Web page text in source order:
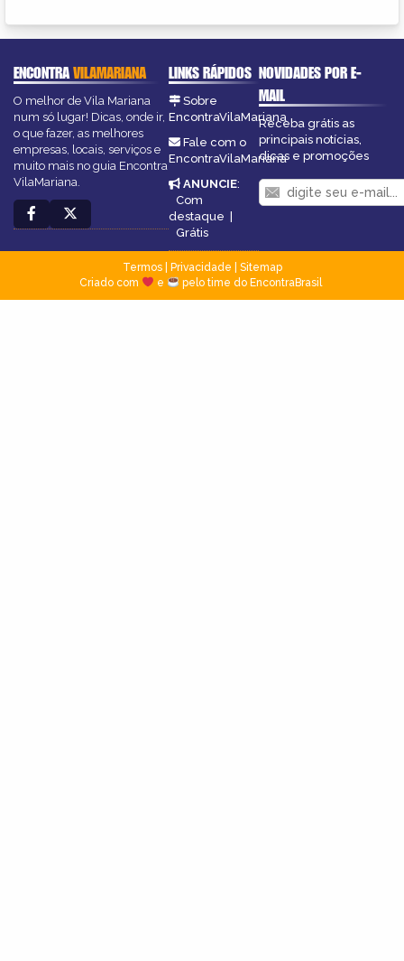
ENCONTRAVILAMARIANA
O melhor de Vila Mariana
num só lugar! Dicas, onde ir,
o que fazer, as melhores
empresas, locais, serviços e
muito mais no guia Encontra
VilaMariana.
LINKS RÁPIDOS
Sobre
EncontraVilaMariana
Fale com o
EncontraVilaMariana
ANUNCIE:
Com
destaque |
Grátis
NOVIDADES POR E-
MAIL
Receba grátis as
principais notícias,
dicas e promoções
Termos| Privacidade
Sitemap
Criado com
e pelo time do EncontraBrasil